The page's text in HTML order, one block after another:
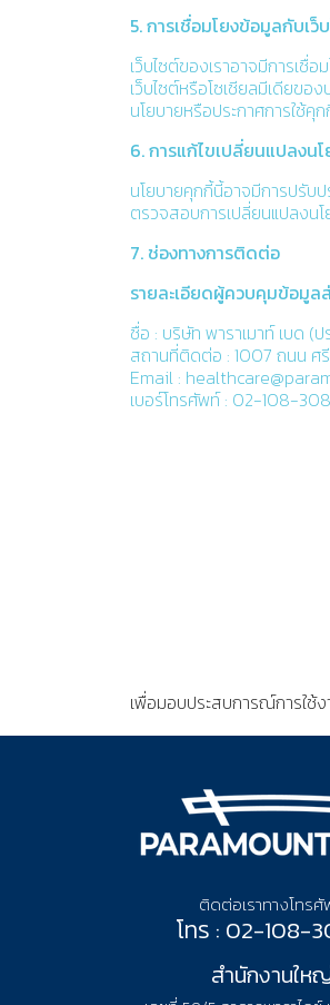
5. การเชื่อมโยงข้อมูลกับเว็
เว็บไซต์ของเราอาจมีการเชื่
เว็บไซต์หรือโซเชียลมีเดียขอ
นโยบายหรือประกาศการใช้
6. การแก้ไขเปลี่ยนแปลงน
นโยบายคุกกี้นี้อาจมีการปรับ
ตรวจสอบการเปลี่ยนแปลงน
7. ช่องทางการติดต่อ
รายละเอียดผู้ควบคุมข้อมู
ชื่อ : บริษัท พาราเมาท์ เบด (ป
สถานที่ติดต่อ : 1007 ถนน ศ
Email :
เบอร์โทรศัพท์ : 02-108-
เพื่อมอบประสบการณ์การใช้
ติดต่อเราทางโทร
โทร : 02-108-
สำนักงานให